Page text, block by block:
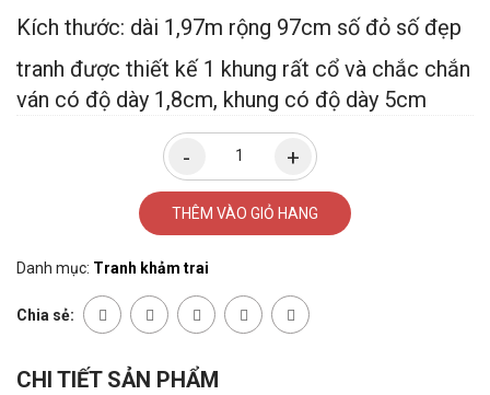
Kích thước: dài 1,97m rộng 97cm số đỏ số đẹp
tranh được thiết kế 1 khung rất cổ và chắc chắn
ván có độ dày 1,8cm, khung có độ dày 5cm
THÊM VÀO GIỎ HANG
Danh mục: Tranh khảm trai
Chia sẻ:
CHI TIẾT SẢN PHẨM